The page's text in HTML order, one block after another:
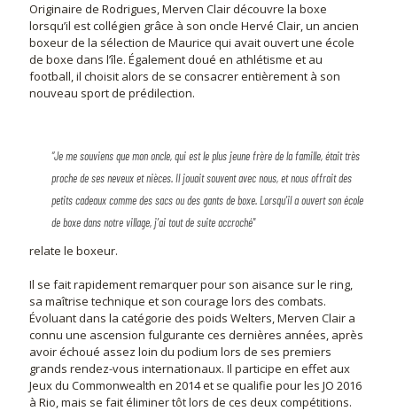
Originaire de Rodrigues, Merven Clair découvre la boxe
lorsqu’il est collégien grâce à son oncle Hervé Clair, un ancien
boxeur de la sélection de Maurice qui avait ouvert une école
de boxe dans l’île. Également doué en athlétisme et au
football, il choisit alors de se consacrer entièrement à son
nouveau sport de prédilection.
“Je me souviens que mon oncle, qui est le plus jeune frère de la famille, était très
proche de ses neveux et nièces. Il jouait souvent avec nous, et nous offrait des
petits cadeaux comme des sacs ou des gants de boxe. Lorsqu’il a ouvert son école
de boxe dans notre village, j’ai tout de suite accroché"
relate le boxeur.
Il se fait rapidement remarquer pour son aisance sur le ring,
sa maîtrise technique et son courage lors des combats.
Évoluant dans la catégorie des poids Welters, Merven Clair a
connu une ascension fulgurante ces dernières années, après
avoir échoué assez loin du podium lors de ses premiers
grands rendez-vous internationaux. Il participe en effet aux
Jeux du Commonwealth en 2014 et se qualifie pour les JO 2016
à Rio, mais se fait éliminer tôt lors de ces deux compétitions.